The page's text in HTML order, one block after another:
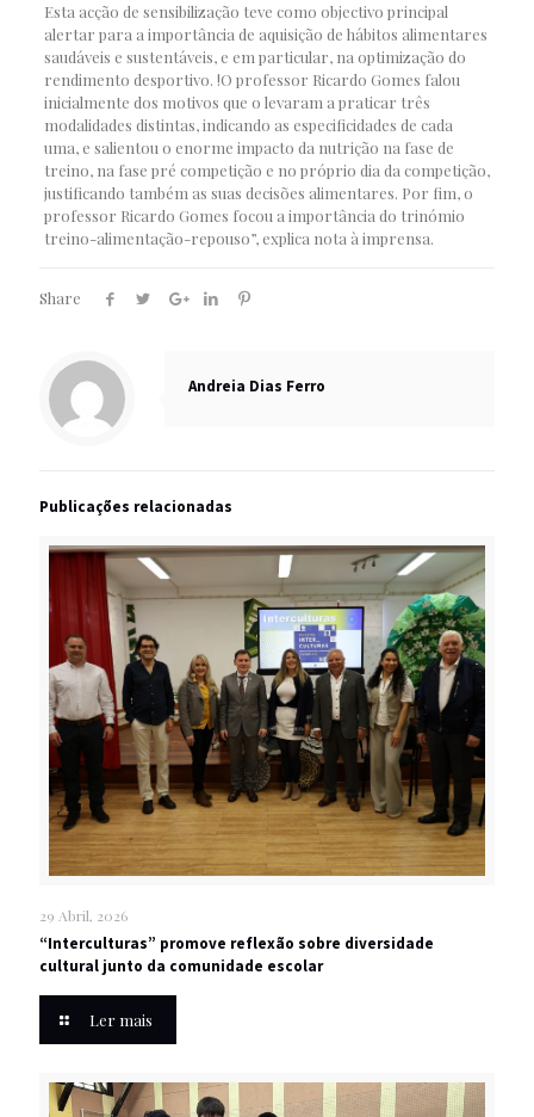
Esta acção de sensibilização teve como objectivo principal
alertar para a importância de aquisição de hábitos alimentares
saudáveis e sustentáveis, e em particular, na optimização do
rendimento desportivo. !O professor Ricardo Gomes falou
inicialmente dos motivos que o levaram a praticar três
modalidades distintas, indicando as especificidades de cada
uma, e salientou o enorme impacto da nutrição na fase de
treino, na fase pré competição e no próprio dia da competição,
justificando também as suas decisões alimentares. Por fim, o
professor Ricardo Gomes focou a importância do trinómio
treino-alimentação-repouso”, explica nota à imprensa.
Share
Andreia Dias Ferro
Publicações relacionadas
29 Abril, 2026
“Interculturas” promove reflexão sobre diversidade
cultural junto da comunidade escolar
Ler mais